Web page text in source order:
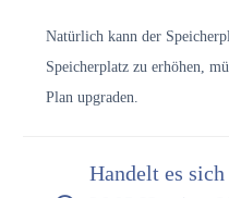
Natürlich kann der
Speicherplatz zu erhöhen,
Plan upgraden.
Handelt es